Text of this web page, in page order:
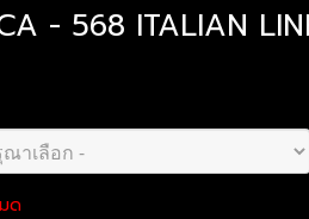
- 568 ITALIAN
ด